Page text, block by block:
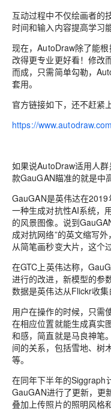
互动过程中不仅绘画者的
时间和输入内容提高学习
现在，AutoDraw除了能
改得更专业更好看！ 修改
而成，只需简单勾勒，
套用。
官方链接如下，还不赶紧
https://
如果说AutoDraw适用人
款GauGAN瞄准的就是中
GauGAN是英伟达在
一种生成对抗性AI系统，
的风景图像。 说到
成对抗网络”的英文缩写
从简笔画秒变大片，这个
在GTC上英伟达称，
进行的改进，新模型的参
数据是英伟达从Flickr收集
用户在操作的时候，只需
在相应位置就能生成真实
和感，简直就是马良神笔
间的关系，包括雪地、树
等。
在同年下半年的Siggraph
GauGAN进行了更新，更
叠加上传照片的照明风格